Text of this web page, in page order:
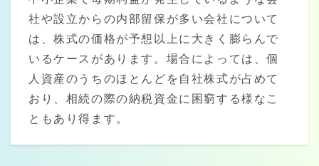
社や設立からの内部留保が多い会社について
は、株式の価格が予想以上に大きく膨らんで
いるケースがあります。場合によっては、個
人資産のうちのほとんどを自社株式が占めて
おり、相続の際の納税資金に困窮する様なこ
ともあり得ます。